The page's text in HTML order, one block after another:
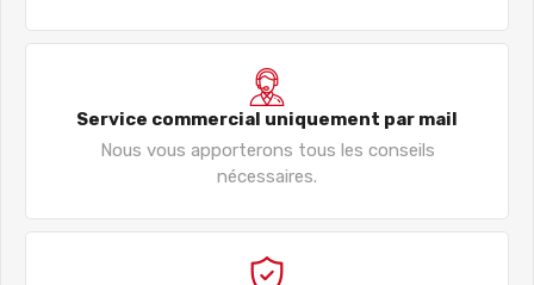
Service commercial uniquement par mail
Nous vous apporterons tous les conseils
nécessaires.